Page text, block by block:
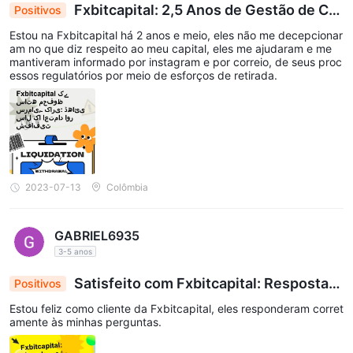
fornecendo spreads competitivos e negociação sem comissões,
FxBitCapital visa oferecer um ambiente de negociação
econômico para seus clientes, permitindo-lhes maximizar seus
lucros potenciais.
comissões cobradas por diferentes corretoras:
Observe que os spreads e comissões podem variar e estão
sujeitos a alterações, por isso é sempre aconselhável verificar o
site da corretora ou entrar em contato com o suporte ao cliente
para obter as informações mais atualizadas.
FxBitCapitaloferece aos seus clientes o amplamente
reconhecido e popular
negociação. A plataforma MT4 está disponível em várias
móveis para iPhone e Android
que os traders acessem suas contas e negociem em qualquer
Positivos
Fxbitcapital: 2,5 Anos de Gestão de Ca
pital Confiável e Atualizações Regulatórias via In
stagram e Email
Estou na Fxbitcapital há 2 anos e meio, eles não me decepcionar
am no que diz respeito ao meu capital, eles me ajudaram e me
mantiveram informado por instagram e por correio, de seus proc
essos regulatórios por meio de esforços de retirada.
2023-07-13 Colômbia
GABRIEL6935
3-5 anos
Positivos
Satisfeito com Fxbitcapital: Respostas
rápidas às consultas, Cliente feliz.
Estou feliz como cliente da Fxbitcapital, eles responderam corret
amente às minhas perguntas.